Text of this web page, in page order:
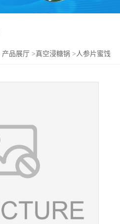
产品展厅 >真空浸糖锅 >人参片蜜饯